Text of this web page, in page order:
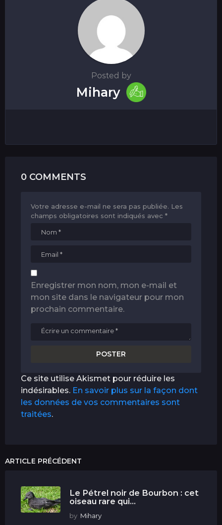
Posted by
Mihary
0 COMMENTS
Votre adresse e-mail ne sera pas publiée. Les
champs obligatoires sont indiqués avec *
Enregistrer mon nom, mon e-mail et
mon site dans le navigateur pour mon
prochain commentaire.
Ce site utilise Akismet pour réduire les
indésirables. En savoir plus sur la façon dont
les données de vos commentaires sont
traitées.
ARTICLE PRÉCÉDENT
Le Pétrel noir de Bourbon : cet
oiseau rare qui...
by Mihary